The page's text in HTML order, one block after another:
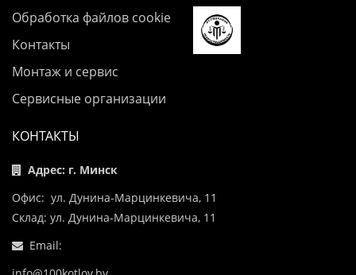
Обработка файлов cookie
Контакты
Монтаж и сервис
Сервисные организации
КОНТАКТЫ
Адрес: г. Минск
Офис: ул. Дунина-Марцинкевича, 11
Склад: ул. Дунина-Марцинкевича, 11
Email: